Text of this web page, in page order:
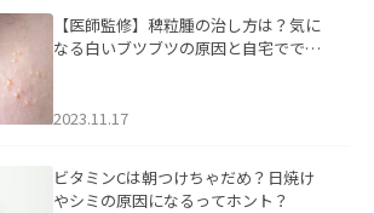
【医師監修】稗粒腫の治し方は？気に
なる白いブツブツの原因と自宅ででき
2023.11.17
ビタミンCは朝つけちゃだめ？日焼け
やシミの原因になるってホント？